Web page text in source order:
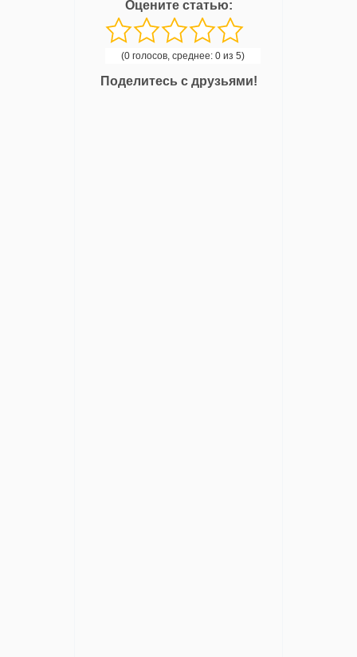
Оцените статью:
(0 голосов, среднее: 0 из 5)
Поделитесь с друзьями!